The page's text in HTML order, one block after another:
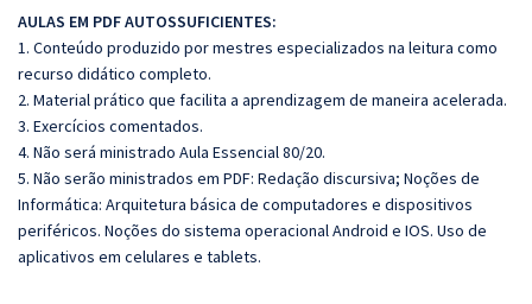
AULAS EM PDF AUTOSSUFICIENTES:
1. Conteúdo produzido por mestres especializados na leitura como
recurso didático completo.
2. Material prático que facilita a aprendizagem de maneira acelerada.
3. Exercícios comentados.
4. Não será ministrado Aula Essencial 80/20.
5. Não serão ministrados em PDF: Redação discursiva; Noções de
Informática: Arquitetura básica de computadores e dispositivos
periféricos. Noções do sistema operacional Android e IOS. Uso de
aplicativos em celulares e tablets.